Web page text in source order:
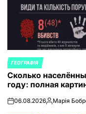
ОПУБЛИКОВАНО
В
ГЕОГРАФІЯ
Сколько
году: полная
on06.08.2026Запись
Марія